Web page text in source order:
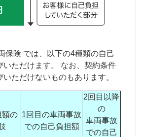
保険 では、以下の4種類の自己
いただけます。 なお、契約条件
ただけないものもあります。
額の 1回目の車両事故
での自己負担額
2回目以降
の
車両事故
での自己